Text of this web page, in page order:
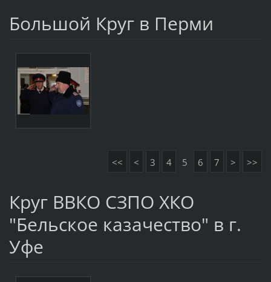
Большой Круг в Перми
<< < 3 4 5 6 7 > >>
Круг ВВКО СЗПО ХКО
"Бельское казачество" в г.
Уфе